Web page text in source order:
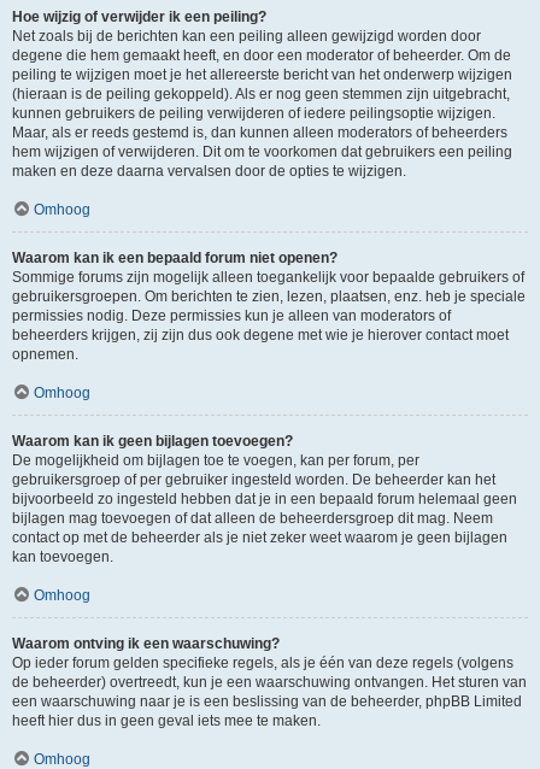
Hoe wijzig of verwijder ik een peiling?
Net zoals bij de berichten kan een peiling alleen gewijzigd worden door
degene die hem gemaakt heeft, en door een moderator of beheerder. Om de
peiling te wijzigen moet je het allereerste bericht van het onderwerp wijzigen
(hieraan is de peiling gekoppeld). Als er nog geen stemmen zijn uitgebracht,
kunnen gebruikers de peiling verwijderen of iedere peilingsoptie wijzigen.
Maar, als er reeds gestemd is, dan kunnen alleen moderators of beheerders
hem wijzigen of verwijderen. Dit om te voorkomen dat gebruikers een peiling
maken en deze daarna vervalsen door de opties te wijzigen.
Omhoog
Waarom kan ik een bepaald forum niet openen?
Sommige forums zijn mogelijk alleen toegankelijk voor bepaalde gebruikers of
gebruikersgroepen. Om berichten te zien, lezen, plaatsen, enz. heb je speciale
permissies nodig. Deze permissies kun je alleen van moderators of
beheerders krijgen, zij zijn dus ook degene met wie je hierover contact moet
opnemen.
Omhoog
Waarom kan ik geen bijlagen toevoegen?
De mogelijkheid om bijlagen toe te voegen, kan per forum, per
gebruikersgroep of per gebruiker ingesteld worden. De beheerder kan het
bijvoorbeeld zo ingesteld hebben dat je in een bepaald forum helemaal geen
bijlagen mag toevoegen of dat alleen de beheerdersgroep dit mag. Neem
contact op met de beheerder als je niet zeker weet waarom je geen bijlagen
kan toevoegen.
Omhoog
Waarom ontving ik een waarschuwing?
Op ieder forum gelden specifieke regels, als je één van deze regels (volgens
de beheerder) overtreedt, kun je een waarschuwing ontvangen. Het sturen van
een waarschuwing naar je is een beslissing van de beheerder, phpBB Limited
heeft hier dus in geen geval iets mee te maken.
Omhoog